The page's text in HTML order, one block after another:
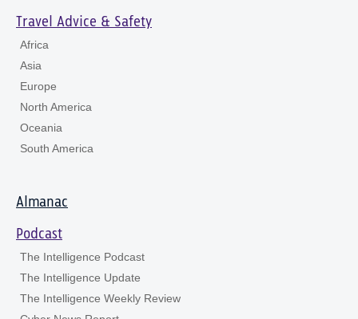
Travel Advice & Safety
Africa
Asia
Europe
North America
Oceania
South America
Almanac
Podcast
The Intelligence Podcast
The Intelligence Update
The Intelligence Weekly Review